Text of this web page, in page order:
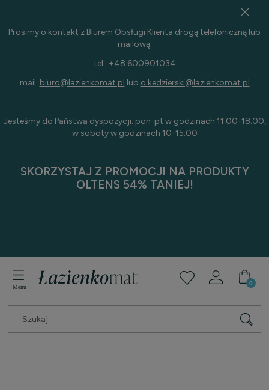
Prosimy o kontakt z Biurem Obsługi Klienta drogą telefoniczną lub
mailową:
tel.: +48 600901034
mail: biuro@lazienkomat.pl lub o.kedzierski@lazienkomat.pl
Jesteśmy do Państwa dyspozycji: pon-pt w godzinach 11.00-18.00,
w soboty w godzinach 10-15.00
SKORZYSTAJ Z PROMOCJI NA PRODUKTY
OLTENS 54% TANIEJ!